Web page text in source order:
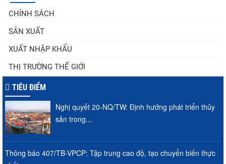
VASEP chào đón Công ty Cổ phần Thương
mại Sim Ba gia nhập...
Nhập khẩu tôm của Mỹ phục hồi trong
tháng 5/2026
CHÍNH SÁCH
SẢN XUẤT
XUẤT NHẬP KHẨU
THỊ TRƯỜNG THẾ GIỚI
TIÊU ĐIỂM
Nghị quyết 20-NQ/TW: Định hướng phát triển thủy
sản trong...
Thông báo 407/TB-VPCP: Tập trung cao độ, tạo chuyển biến thực